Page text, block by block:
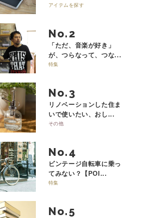
アイテムを探す
No.
「ただ、音楽が好き」
が、つらなって、つな...
特集
No.
リノベーションした住ま
いで使いたい、おし...
その他
No.
ビンテージ自転車に乗っ
てみない？【POI...
特集
No.